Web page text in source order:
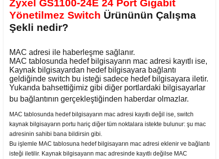
Zyxel GS1100-24E 24 Port Gigabit
Yönetilmez Switch Ürününün Çalışma
Şekli nedir?
MAC adresi ile haberleşme sağlanır.
MAC tablosunda hedef bilgisayarın mac adresi kayıtlı ise,
Kaynak bilgisayardan hedef bilgisayara bağlantı
geldiğinde switch bu isteği sadece hedef bilgisayara iletir.
Yukarıda bahsettiğimiz gibi diğer portlardaki bilgisayarlar
bu bağlantının gerçekleştiğinden haberdar olmazlar.
MAC tablosunda hedef bilgisayarın mac adresi kayıtlı değil ise, switch
kaynak bilgisayarın portu hariç diğer tüm noktalara istekte bulunur: şu mac
adresinin sahibi bana bildirsin gibi.
Bu işlemle MAC tablosuna hedef bilgisayarın mac adresi eklenir ve bağlantı
isteği iletilir. Kaynak bilgisayarın mac adresinde kayıtlı değilse MAC